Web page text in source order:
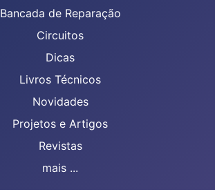
Bancada de Reparação
Circuitos
Dicas
Livros Técnicos
Novidades
Projetos e Artigos
Revistas
mais ...